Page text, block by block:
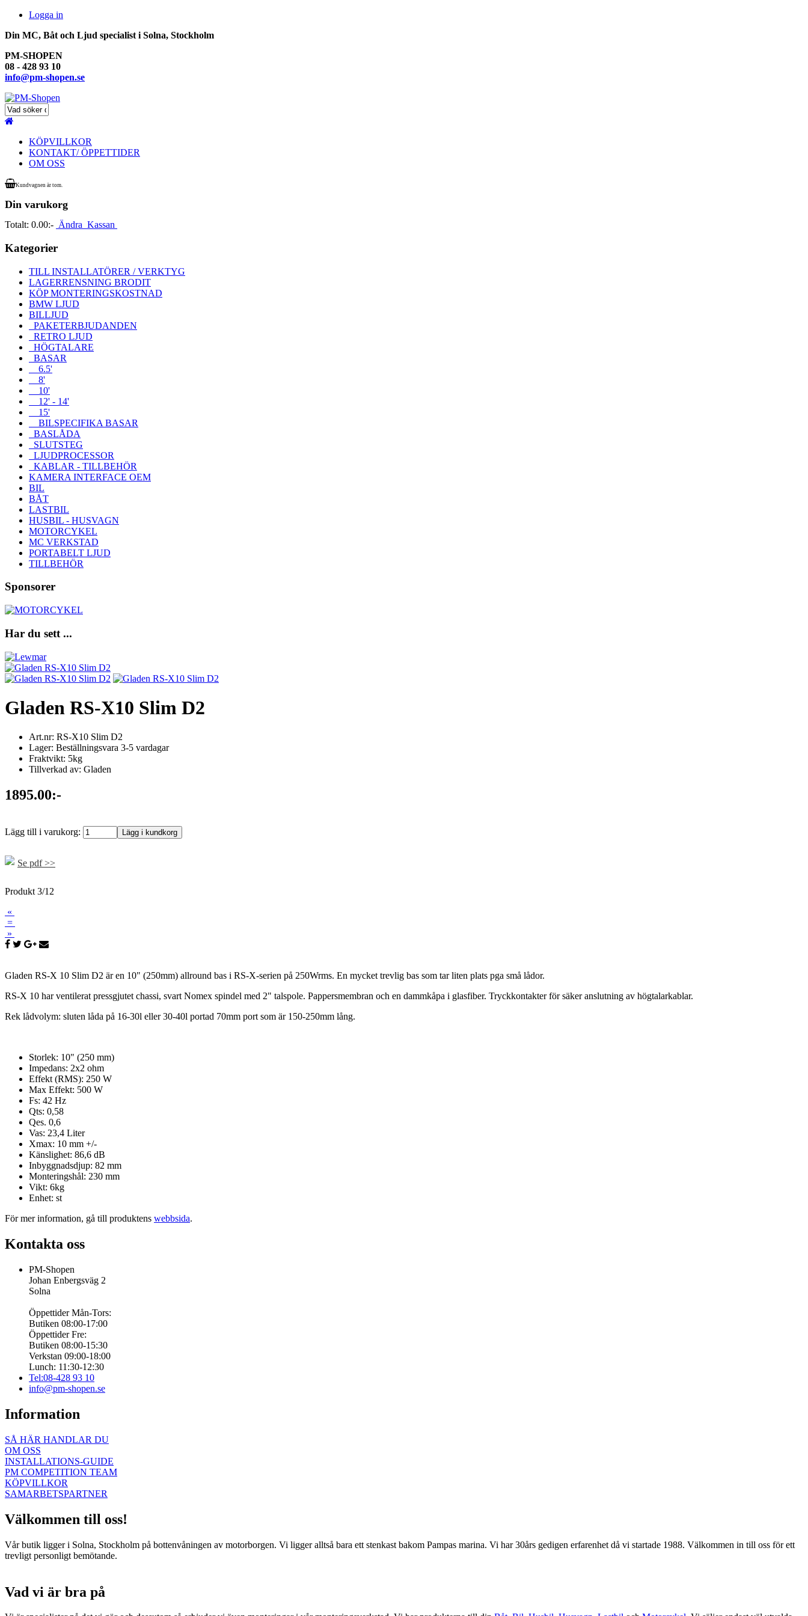
Logga in
Din MC, Båt och Ljud specialist i Solna, Stockholm
PM-SHOPEN
08 - 428 93 10
info@pm-shopen.se
KÖPVILLKOR
KONTAKT/ ÖPPETTIDER
OM OSS
Kundvagnen är tom.
Din varukorg
Totalt: 0.00:- Ändra Kassan
Kategorier
TILL INSTALLATÖRER / VERKTYG
LAGERRENSNING BRODIT
KÖP MONTERINGSKOSTNAD
BMW LJUD
BILLJUD
PAKETERBJUDANDEN
RETRO LJUD
HÖGTALARE
BASAR
6.5'
8'
10'
12' - 14'
15'
BILSPECIFIKA BASAR
BASLÅDA
SLUTSTEG
LJUDPROCESSOR
KABLAR - TILLBEHÖR
KAMERA INTERFACE OEM
BIL
BÅT
LASTBIL
HUSBIL - HUSVAGN
MOTORCYKEL
MC VERKSTAD
PORTABELT LJUD
TILLBEHÖR
Sponsorer
Har du sett ...
Gladen RS-X10 Slim D2
Art.nr: RS-X10 Slim D2
Lager: Beställningsvara 3-5 vardagar
Fraktvikt: 5kg
Tillverkad av: Gladen
1895.00:-
Lägg till i varukorg:
Se pdf >>
Produkt 3/12
«
=
»
Gladen RS-X 10 Slim D2 är en 10" (250mm) allround bas i RS-X-serien på 250Wrms. En mycket trevlig bas som tar liten plats pga små lådor.
RS-X 10 har ventilerat pressgjutet chassi, svart Nomex spindel med 2" talspole. Pappersmembran och en dammkåpa i glasfiber. Tryckkontakter för säker anslutning av högtalarkablar.
Rek lådvolym: sluten låda på 16-30l eller 30-40l portad 70mm port som är 150-250mm lång.
Storlek: 10" (250 mm)
Impedans: 2x2 ohm
Effekt (RMS): 250 W
Max Effekt: 500 W
Fs: 42 Hz
Qts: 0,58
Qes. 0,6
Vas: 23,4 Liter
Xmax: 10 mm +/-
Känslighet: 86,6 dB
Inbyggnadsdjup: 82 mm
Monteringshål: 230 mm
Vikt: 6kg
Enhet: st
För mer information, gå till produktens webbsida.
Kontakta oss
PM-Shopen
Johan Enbergsväg 2
Solna
Öppettider Mån-Tors:
Butiken 08:00-17:00
Öppettider Fre:
Butiken 08:00-15:30
Verkstan 09:00-18:00
Lunch: 11:30-12:30
Tel:08-428 93 10
info@pm-shopen.se
Information
SÅ HÄR HANDLAR DU
OM OSS
INSTALLATIONS-GUIDE
PM COMPETITION TEAM
KÖPVILLKOR
SAMARBETSPARTNER
Välkommen till oss!
Vår butik ligger i Solna, Stockholm på bottenvåningen av motorborgen. Vi ligger alltså bara ett stenkast bakom Pampas marina. Vi har 30års gedigen erfarenhet då vi startade 1988. Välkommen in till oss för ett
trevligt personligt bemötande.
Vad vi är bra på